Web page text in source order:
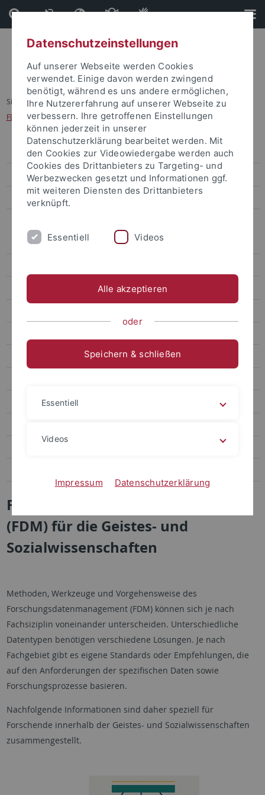
Direkt
zum
Inhalt
Direkt
zur
Fußleiste
Sie sind hier: Startseite
...
FDM für Geistes- und Sozialwissenschaften
Digital Humanities Center
LISA+
Tübingen Structural Microscopy (TSM)
Was ist FDM?
FDM Einrichtungen, Initiativen & Services
FDM für Naturwissenschaften
Tübinger FDM Tage 2026
Forschungsdatenmanagement
(FDM) für die Geistes- und
Sozialwissenschaften
Methoden, Werkzeuge und Vorgehensweise des
Forschungsdatenmanagement (FDM) können sich je nach
Fachsiziplin voneinander unterscheiden. Unterschiedliche
Datentypen benötigen verschiedene Lösungen. Je nach
Fachgebiet gibt es eigene Standards oder Empfehlungen, die
auf den Anforderungen der spezifischen Daten sowie
Forschungsprozesse basieren.
Nachfolgende Informationen sind daher speziell für
Forschende innerhalb der Geistes- und Sozialwissenschaften
zusammengestellt.
Datenschutzeinstellungen
Auf unserer Webseite werden Cookies
verwendet. Einige davon werden zwingend
benötigt, während es uns andere ermöglichen,
Ihre Nutzererfahrung auf unserer Webseite zu
verbessern. Ihre getroffenen Einstellungen
können jederzeit in unserer
Datenschutzerklärung bearbeitet werden. Mit
den Cookies zur Videowiedergabe werden auch
Cookies des Drittanbieters zu Targeting- und
Werbezwecken gesetzt und Informationen ggf.
mit weiteren Diensten des Drittanbieters
verknüpft.
Essentiell Videos
Alle akzeptieren
oder
Speichern & schließen
Essentiell
Videos
Impressum Datenschutzerklärung